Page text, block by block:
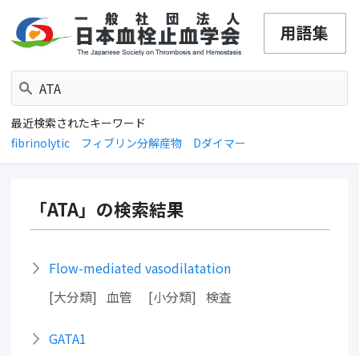
最近検索されたキーワード
fibrinolytic
フィブリン分解産物 Dダイマー
「ATA」の検索結果
Flow-mediated vasodilatation
大分類
血管 小分類 検査
GATA1